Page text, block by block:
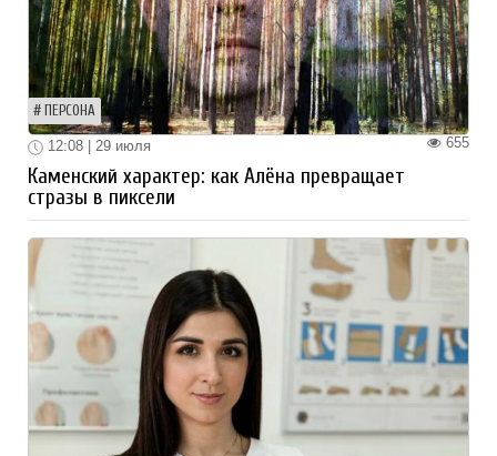
ПЕРСОНА
655
12:08 | 29 июля
Каменский характер: как Алёна превращает
стразы в пиксели